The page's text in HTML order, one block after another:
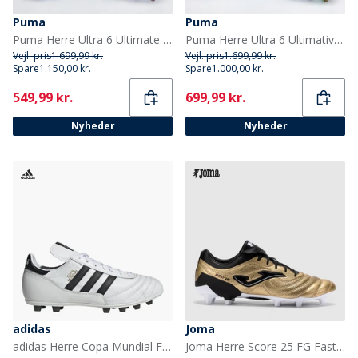
Puma
Puma Herre Ultra 6 Ultimate FG Fast Græs Fodboldstøvler Ultra Blue/Hvid/Glowing Red
Vejl. pris1.699,99 kr.
Spare1.150,00 kr.
Current
549,99 kr.
Nyheder
Puma
Puma Herre Ultra 6 Ultimativ Brillians FG Fast Bund Fodboldstøvler Puma White
Vejl. pris1.699,99 kr.
Spare1.000,00 kr.
Current
699,99 kr.
Nyheder
adidas
adidas Herre Copa Mundial FG Fast Jord Fodboldstøvler Cloud White/Core Black/Gold Metallic
Joma
Joma Herre Score 25 FG Fast Bund Fodboldstøvler Gold